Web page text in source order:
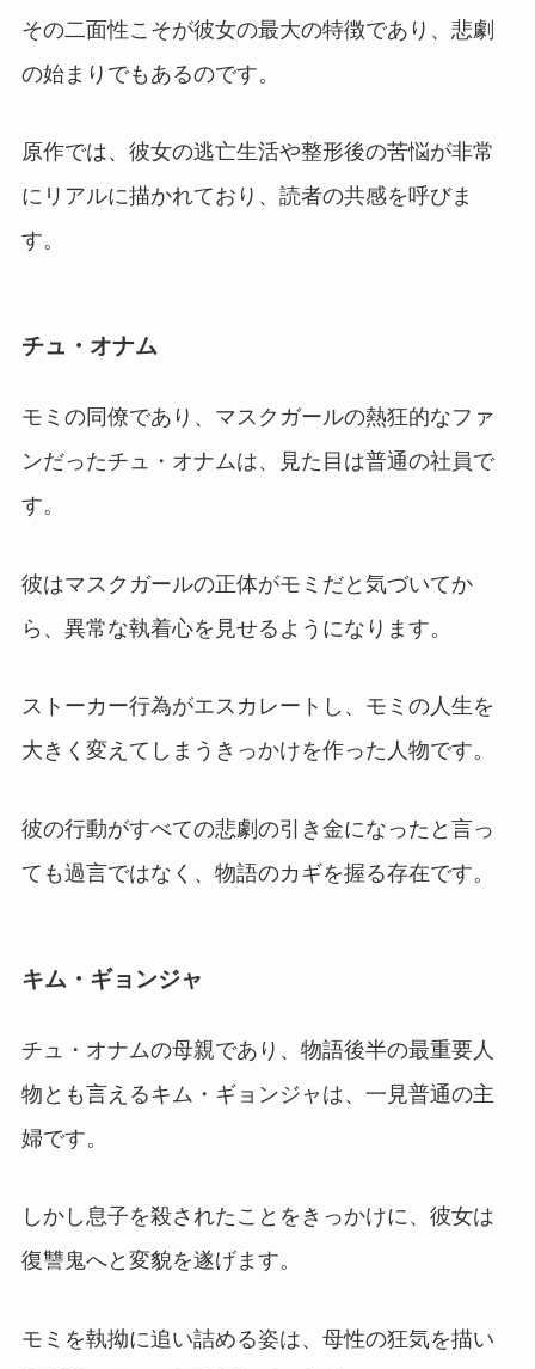
その二面性こそが彼女の最大の特徴であり、悲劇
の始まりでもあるのです。
原作では、彼女の逃亡生活や整形後の苦悩が非常
にリアルに描かれており、読者の共感を呼びま
す。
チュ・オナム
モミの同僚であり、マスクガールの熱狂的なファ
ンだったチュ・オナムは、見た目は普通の社員で
す。
彼はマスクガールの正体がモミだと気づいてか
ら、異常な執着心を見せるようになります。
ストーカー行為がエスカレートし、モミの人生を
大きく変えてしまうきっかけを作った人物です。
彼の行動がすべての悲劇の引き金になったと言っ
ても過言ではなく、物語のカギを握る存在です。
キム・ギョンジャ
チュ・オナムの母親であり、物語後半の最重要人
物とも言えるキム・ギョンジャは、一見普通の主
婦です。
しかし息子を殺されたことをきっかけに、彼女は
復讐鬼へと変貌を遂げます。
モミを執拗に追い詰める姿は、母性の狂気を描い